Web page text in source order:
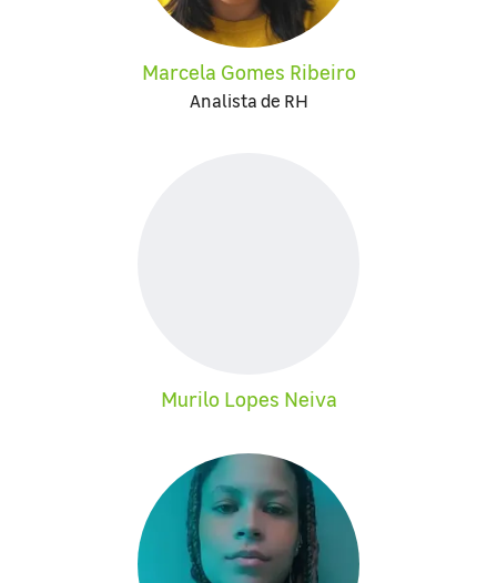
Marcela Gomes Ribeiro
Analista de RH
Murilo Lopes Neiva